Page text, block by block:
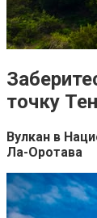
точку
Вулкан в
Ла-Оротава